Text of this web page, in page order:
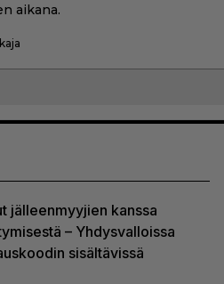
aikana.
jälleenmyyjien kanssa
– Yhdysvalloissa
sisältävissä